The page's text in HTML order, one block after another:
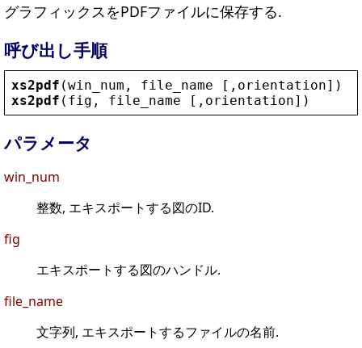
グラフィックスをPDFファイルに保存する.
呼び出し手順
xs2pdf (win_num , file_name [, orientation])
xs2pdf ( fig , file_name [, orientation])
パラメータ
win_num
整数, エキスポートする図のID.
fig
エキスポートする図のハンドル.
file_name
文字列, エキスポートするファイルの名前.